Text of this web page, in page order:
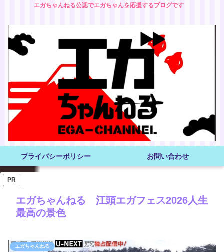
エガちゃんねる公認でエガちゃんを応援するブログです
プライバシーポリシー お問い合わせ
PR
エガちゃんねる 江頭エガフェス2026人生
最高の景色
エガちゃんねる